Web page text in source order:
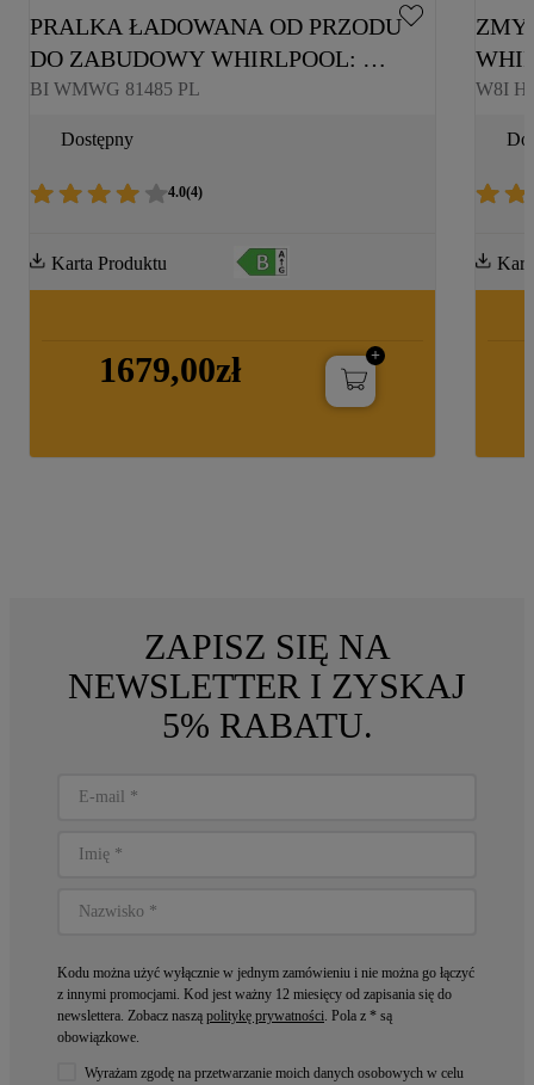
PRALKA ŁADOWANA OD PRZODU
DO ZABUDOWY WHIRLPOOL:
PRALKA DO ZABUDOWY
81485 PL
BI WMWG 81485 PL
Dostępny
4.0(4)
Karta Produktu
1679,00zł
W8I
ZAPISZ SIĘ NA
NEWSLETTER I ZYSKAJ
5% RABATU.
Kodu można użyć wyłącznie w jednym zamówieniu i nie można go łączyć
z innymi promocjami. Kod jest ważny 12 miesięcy od zapisania się do
newslettera. Zobacz naszą politykę prywatności. Pola z * są
obowiązkowe.
Wyrażam zgodę na przetwarzanie moich danych osobowych w celu